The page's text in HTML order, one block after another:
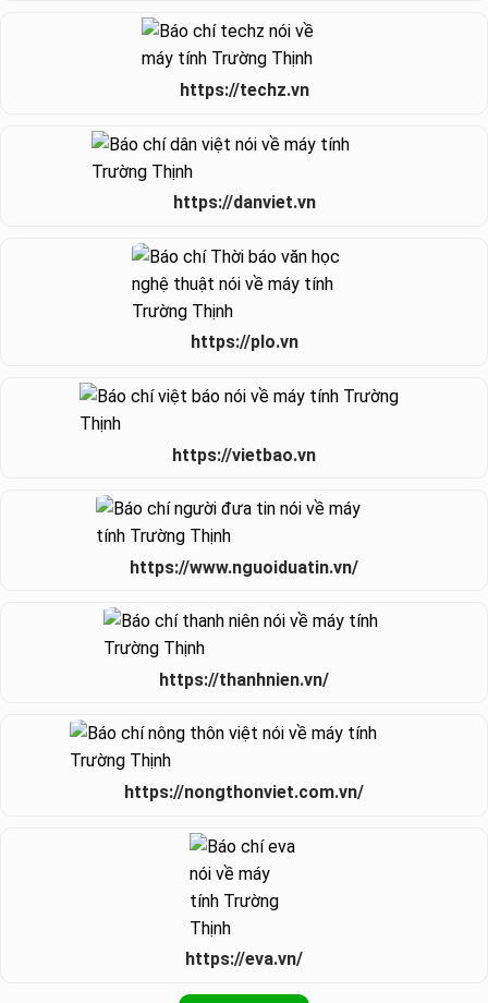
https://techz.vn
https://danviet.vn
https://plo.vn
https://vietbao.vn
https://www.nguoiduatin.vn/
https://thanhnien.vn/
https://nongthonviet.com.vn/
https://eva.vn/